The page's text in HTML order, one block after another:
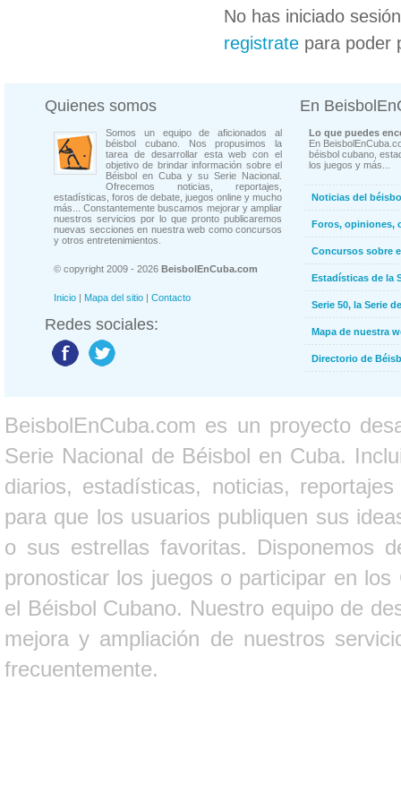
No has iniciado
registrate para poder
Quienes somos
Somos un equipo de aficionados al
béisbol cubano. Nos propusimos la
tarea de desarrollar esta web con el
objetivo de brindar información sobre el
Béisbol en Cuba y su Serie Nacional.
Ofrecemos noticias, reportajes,
estadísticas, foros de debate, juegos online y mucho
más... Constantemente buscamos mejorar y ampliar
nuestros servicios por lo que pronto publicaremos
nuevas secciones en nuestra web como concursos
y otros entretenimientos.
© copyright 2009 - 2026 BeisbolEnCuba.com
Inicio | Mapa del sitio | Contacto
Redes sociales:
En
Lo que puedes
En
béisbol cubano,
los juegos y más...
Noticias del
Foros, opiniones,
Concursos sobre
Estadísticas de la
Serie 50, la Serie
Mapa de nuestra
Directorio de
BeisbolEnCuba.com es un proyecto
Serie Nacional de Béisbol en Cuba.
diarios, estadísticas, noticias,
para que los usuarios publiquen sus
o sus estrellas favoritas. Disponemos
pronosticar los juegos o participar en
el Béisbol Cubano. Nuestro equipo de
mejora y ampliación de nuestros
frecuentemente.